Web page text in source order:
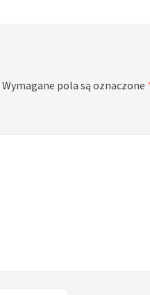
Wymagane pola są oznaczone